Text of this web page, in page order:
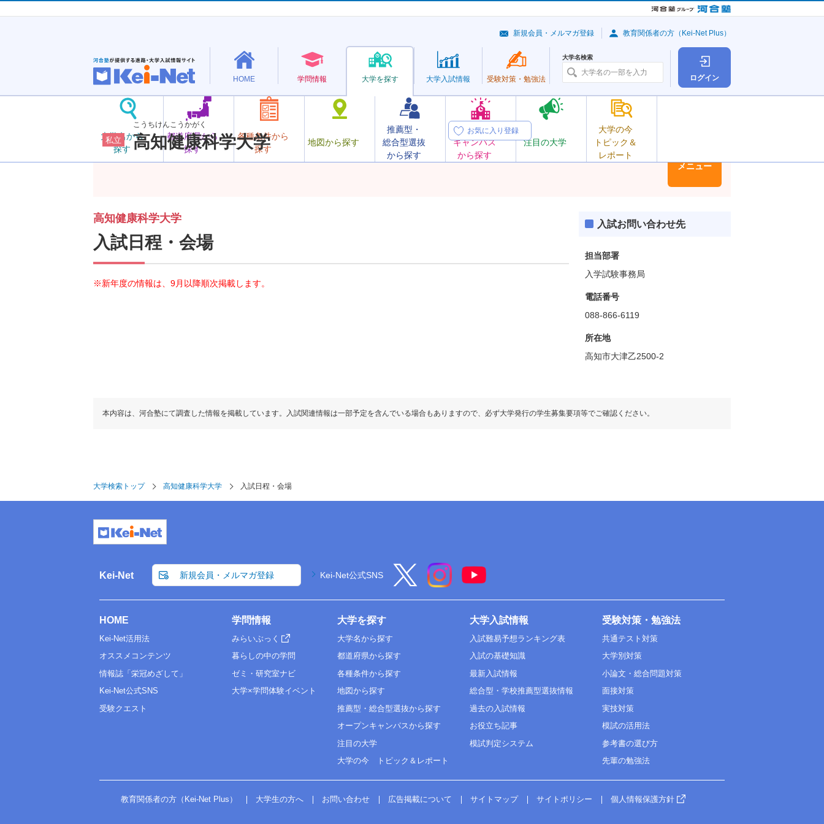
ログイン
HOME 学問情報 大学を探す
大学名から
探す
都道府県から
探す
各種条件から
探す
地図から探す
推薦型・
総合型選抜
から探す
オープン
キャンパス
から探す
注目の大学
大学の今
トピック＆
レポート
大学入試情報 受験対策・ 勉強法
大学名検索
新規会員・メルマガ登録 教育関係者の方（Kei-Net Plus）
私立
こうちけんこうかがく
高知健康科学大学
お気に入り登録
メニュー
高知健康科学大学
入試日程・会場
※新年度の情報は、9月以降順次掲載します。
入試お問い合わせ先
担当部署
入学試験事務局
電話番号
088-866-6119
所在地
高知市大津乙2500-2
本内容は、河合塾にて調査した情報を掲載しています。入試関連情報は一部予定を含んでいる場合もありますので、必ず大学発行の学生募集要項等でご確認ください。
大学検索トップ 高知健康科学大学 入試日程・会場
Kei-Net 新規会員・メルマガ登録 Kei-Net公式SNS
HOME
Kei-Net活用法
オススメコンテンツ
情報誌「栄冠めざして」
Kei-Net公式SNS
受験クエスト
学問情報
みらいぶっく
暮らしの中の学問
ゼミ・研究室ナビ
大学×学問体験イベント
大学を探す
大学名から探す
都道府県から探す
各種条件から探す
地図から探す
推薦型・総合型選抜から探す
オープンキャンパスから探す
注目の大学
大学の今 トピック＆レポート
大学入試情報
入試難易予想ランキング表
入試の基礎知識
最新入試情報
総合型・学校推薦型選抜情報
過去の入試情報
お役立ち記事
模試判定システム
受験対策・勉強法
共通テスト対策
大学別対策
小論文・総合問題対策
面接対策
実技対策
模試の活用法
参考書の選び方
先輩の勉強法
教育関係者の方（Kei-Net Plus） 大学生の方へ お問い合わせ 広告掲載について サイトマップ サイトポリシー 個人情報保護方針